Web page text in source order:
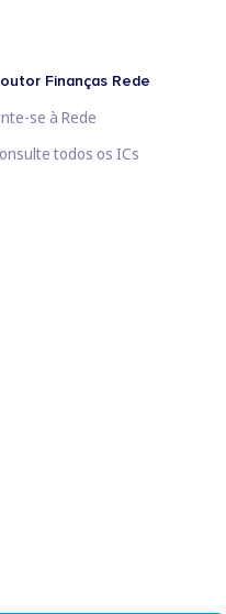
Finanças Rede
se à Rede
todos os ICs